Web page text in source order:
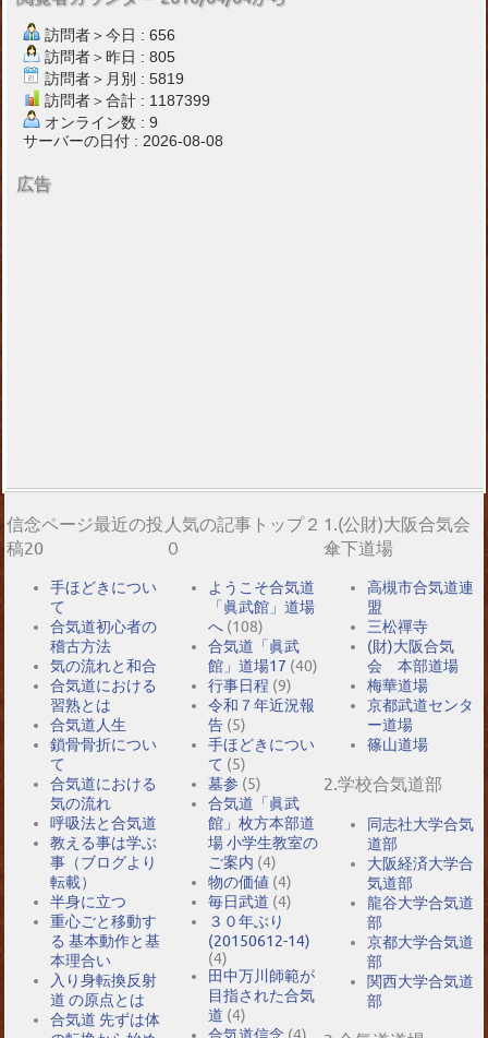
訪問者＞今日 : 656
訪問者＞昨日 : 805
訪問者＞月別 : 5819
訪問者＞合計 : 1187399
オンライン数 : 9
サーバーの日付 : 2026-08-08
広告
信念ページ最近の投
稿20
手ほどきについ
て
合気道初心者の
稽古方法
気の流れと和合
合気道における
習熟とは
合気道人生
鎖骨骨折につい
て
合気道における
気の流れ
呼吸法と合気道
教える事は学ぶ
事（ブログより
転載）
半身に立つ
重心ごと移動す
る 基本動作と基
本理合い
入り身転換反射
道 の原点とは
合気道 先ずは体
人気の記事トップ２
０
ようこそ合気道
「眞武館」道場
へ (108)
合気道「眞武
館」道場17 (40)
行事日程 (9)
令和７年近況報
告 (5)
手ほどきについ
て (5)
墓参 (5)
合気道「眞武
館」枚方本部道
場 小学生教室の
ご案内 (4)
物の価値 (4)
毎日武道 (4)
３０年ぶり
(20150612-14)
(4)
田中万川師範が
目指された合気
道 (4)
1.(公財)大阪合気会
傘下道場
高槻市合気道連
盟
三松禪寺
(財)大阪合気
会 本部道場
梅華道場
京都武道センタ
ー道場
篠山道場
2.学校合気道部
同志社大学合気
道部
大阪経済大学合
気道部
龍谷大学合気道
部
京都大学合気道
部
関西大学合気道
部